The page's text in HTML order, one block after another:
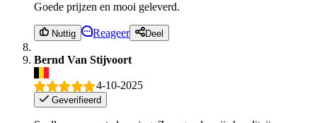
Goede prijzen en mooi geleverd.
Nuttig Reageer Deel
Bernd Van Stijvoort
4-10-2025
Geverifieerd